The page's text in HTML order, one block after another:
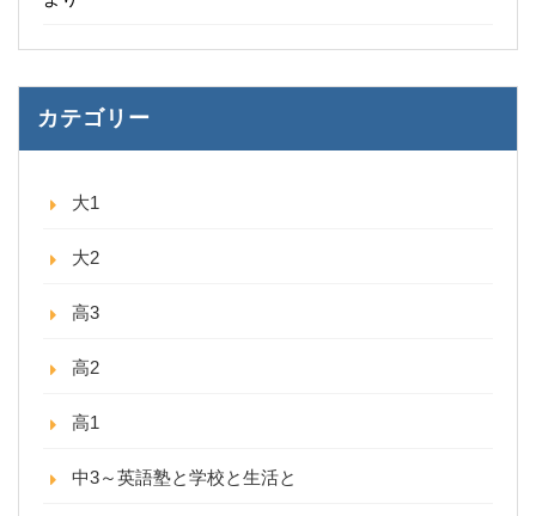
カテゴリー
大1
大2
高3
高2
高1
中3～英語塾と学校と生活と